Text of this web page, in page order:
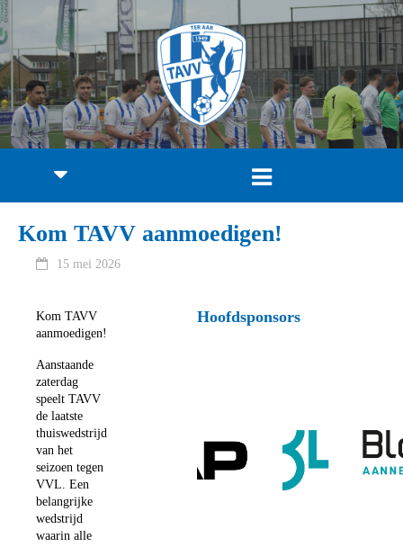
Kom TAVV aanmoedigen!
15 mei 2026
Kom TAVV
aanmoedigen!
Aanstaande
zaterdag
speelt TAVV
de laatste
thuiswedstrijd
van het
seizoen tegen
VVL. Een
belangrijke
wedstrijd
waarin alle
Hoofdsponsors